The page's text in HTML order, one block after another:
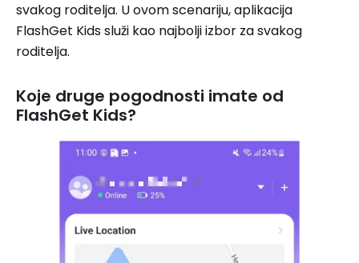
svakog roditelja. U ovom scenariju, aplikacija
FlashGet Kids služi kao najbolji izbor za svakog
roditelja.
Koje druge pogodnosti imate od
FlashGet Kids?